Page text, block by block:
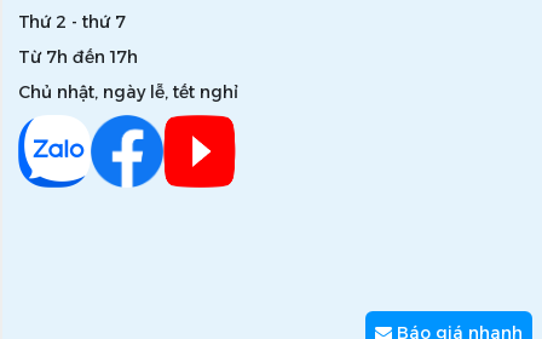
Thứ 2 - thứ 7
Từ 7h đến 17h
Chủ nhật, ngày lễ, tết nghỉ
Báo giá nhanh